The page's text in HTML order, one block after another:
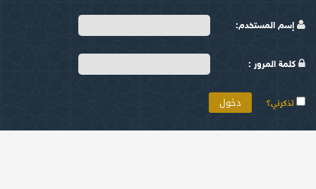
إسم المستخدم:
كلمة المرور :
تذكرني؟